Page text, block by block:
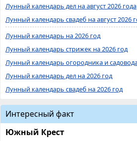
Лунный календарь дел на август 2026 года
Лунный календарь свадеб на август 2026
Лунный календарь на 2026 год
Лунный календарь стрижек на 2026 год
Лунный календарь огородника и
Лунный календарь дел на 2026 год
Лунный календарь свадеб на 2026 год
Интересный факт
Южный Крест